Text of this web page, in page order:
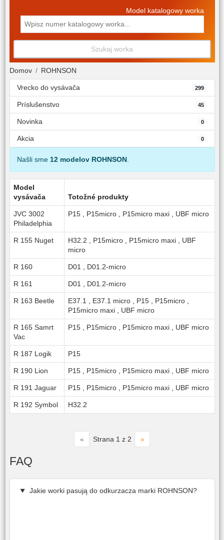
Model katalogowy worka
Szukaj worka
Domov ROHNSON
Vrecko do vysávača 299
Príslušenstvo 45
Novinka 0
Akcia 0
Našli sme 12 modelov ROHNSON.
Model
vysávača
Totožné produkty
JVC 3002
Philadelphia
P15, P15micro, P15micro maxi, UBF micro
R 155 Nuget H32.2 , P15micro, P15micro maxi, UBF
micro
R 160 D01 , D01.2-micro
R 161 D01 , D01.2-micro
R 163 Beetle E37.1 , E37.1 micro, P15, P15micro,
P15micro maxi, UBF micro
R 165 Samrt
Vac
P15, P15micro, P15micro maxi, UBF micro
R 187 Logik P15
R 190 Lion P15, P15micro, P15micro maxi, UBF micro
R 191 Jaguar P15, P15micro, P15micro maxi, UBF micro
R 192 Symbol H32.2
« Strana 1 z 2 »
FAQ
Jakie worki pasują do odkurzacza marki ROHNSON?